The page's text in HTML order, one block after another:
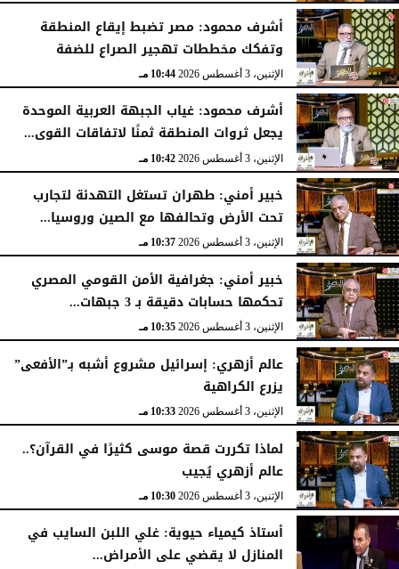
الثلاثاء، 4 أغسطس 2026
أشرف محمود: مصر تضبط إيقاع المنطقة
وتفكك مخططات تهجير الصراع للضفة
الإثنين، 3 أغسطس 2026 10:44 مـ
أشرف محمود: غياب الجبهة العربية الموحدة
يجعل ثروات المنطقة ثمنًا لاتفاقات القوى...
الإثنين، 3 أغسطس 2026 10:42 مـ
خبير أمني: طهران تستغل التهدئة لتجارب
تحت الأرض وتحالفها مع الصين وروسيا...
الإثنين، 3 أغسطس 2026 10:37 مـ
خبير أمني: جغرافية الأمن القومي المصري
تحكمها حسابات دقيقة بـ 3 جبهات...
الإثنين، 3 أغسطس 2026 10:35 مـ
عالم أزهري: إسرائيل مشروع أشبه بـ”الأفعى”
يزرع الكراهية
الإثنين، 3 أغسطس 2026 10:33 مـ
لماذا تكررت قصة موسى كثيرًا في القرآن؟..
عالم أزهري يُجيب
الإثنين، 3 أغسطس 2026 10:30 مـ
أستاذ كيمياء حيوية: غلي اللبن السايب في
المنازل لا يقضي على الأمراض...